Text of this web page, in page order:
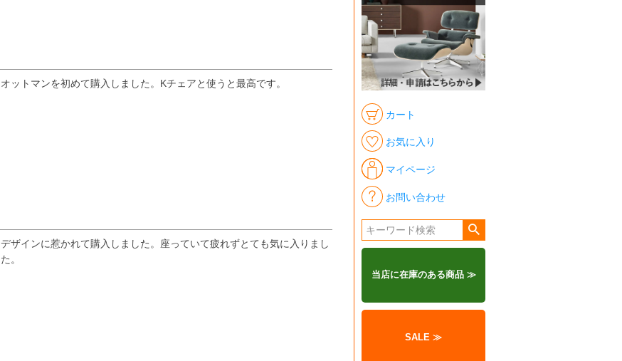
オットマンを初めて購入しました。Kチェアと使うと最高です。
デザインに惹かれて購入しました。座っていて疲れずとても気に入りまし
た。
カート
お気に入り
マイページ
お問い合わせ
検索
当店に在庫のある商品 ≫
SALE ≫